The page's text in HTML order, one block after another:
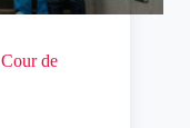
Cour de